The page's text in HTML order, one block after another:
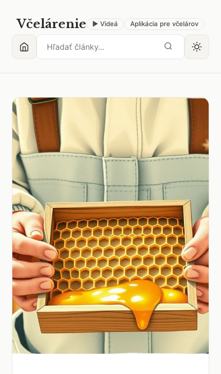
Včelárenie ▶ Videá Aplikácia pre včelárov